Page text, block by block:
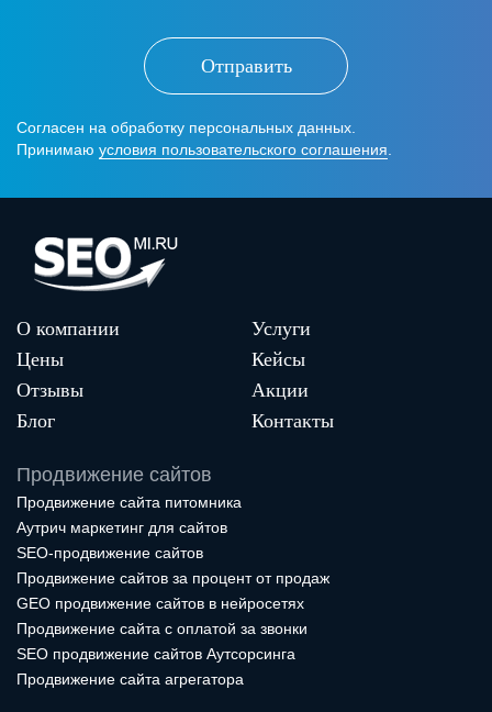
Отправить
Согласен на обработку персональных данных.
Принимаю условия пользовательского соглашения.
О компании
Услуги
Цены
Кейсы
Отзывы
Акции
Блог
Контакты
Продвижение сайтов
Продвижение сайта питомника
Аутрич маркетинг для сайтов
SEO-продвижение сайтов
Продвижение сайтов за процент от продаж
GEO продвижение сайтов в нейросетях
Продвижение сайта с оплатой за звонки
SEO продвижение сайтов Аутсорсинга
Продвижение сайта агрегатора